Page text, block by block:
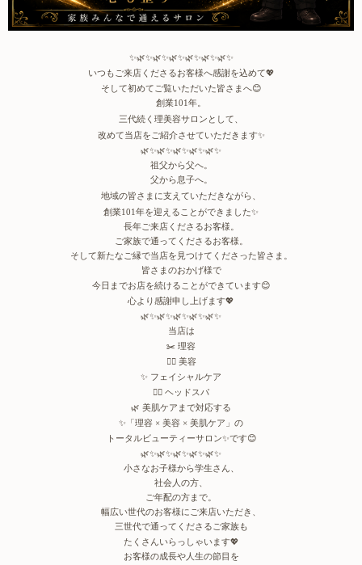
✨🌿✨🌿✨🌿✨🌿✨🌿✨🌿✨
いつもご来店くださるお客様へ感謝を込めて💖
そして初めてご覧いただいた皆さまへ😊
創業101 年。
三代続く理美容サロンとして、
改めて当店をご紹介させていただきます✨
🌿✨🌿✨🌿✨🌿✨🌿✨
祖父から父へ。
父から息子へ。
地域の皆さまに支えていただきながら、
創業101 年を迎えることができました✨
長年ご来店くださるお客様。
ご家族で通ってくださるお客様。
そして新たなご縁で当店を見つけてくださった皆さま。
皆さまのおかげ様で
今日までお店を続けることができています😊
心より感謝申し上げます💖
🌿✨🌿✨🌿✨🌿✨🌿✨
当店は
✂️ 理容
💇‍♀️ 美容
✨ フェイシャルケア
💆‍♀️ ヘッドスパ
🌿 美肌ケア まで対応する
✨ 「理容 × 美容 × 美肌ケア」の
トータルビューティーサロン✨です😊
🌿✨🌿✨🌿✨🌿✨🌿✨
小さなお子様から学生さん、
社会人の方、
ご年配の方まで。
幅広い世代のお客様にご来店いただき、
三世代で通ってくださるご家族も
たくさんいらっしゃいます💖
お客様の成長や人生の節目を